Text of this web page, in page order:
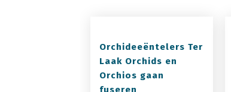
Orchideeëntelers Ter
Laak Orchids en
Orchios gaan
fuseren